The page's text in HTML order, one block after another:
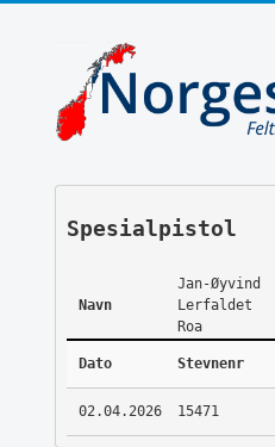
Spesialpistol
Navn
Jan-Øyvind
Lerfaldet
Roa
Dato Stevnenr
02.04.2026 15471